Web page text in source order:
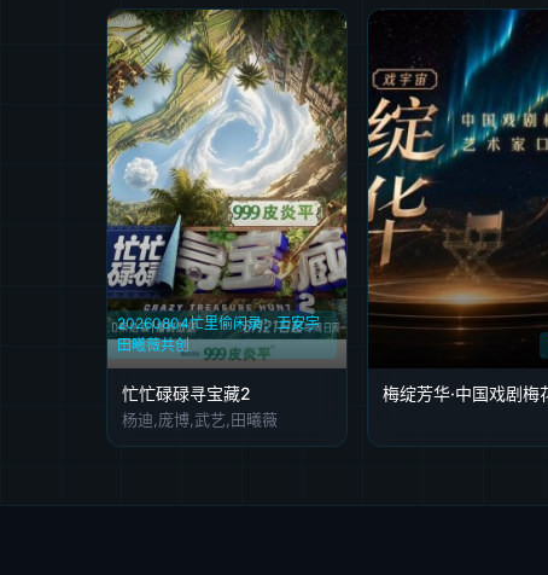
20260804忙里偷闲录：王安宇
田曦薇共创
忙忙碌碌寻宝藏2
杨迪,庞博,武艺,田曦薇